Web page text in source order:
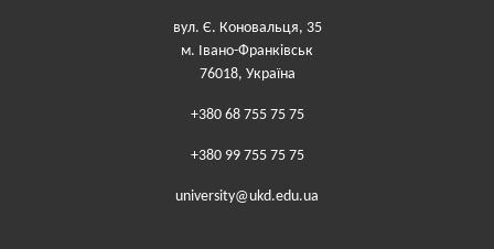
вул. Є. Коновальця, 35
м. Івано-Франківськ
76018, Україна
+380 68 755 75 75
+380 99 755 75 75
university@ukd.edu.ua